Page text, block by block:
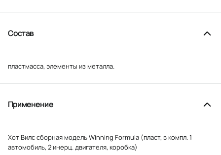
Состав
пластмасса, элементы из металла.
Применение
Хот Вилс сборная модель Winning Formula (пласт, в компл. 1
автомобиль, 2 инерц. двигателя, коробка)